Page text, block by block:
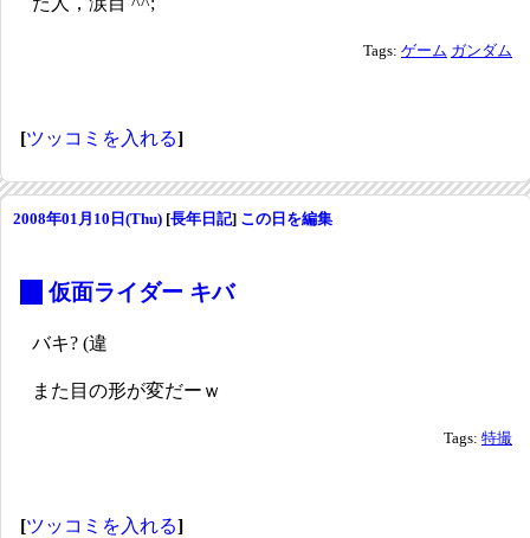
Tags: ゲーム ガンダム
[ツッコミを入れる]
2008年01月10日(Thu) [長年日記] この日を編集
仮面ライダー キバ
バキ? (違
また目の形が変だーｗ
Tags: 特撮
[ツッコミを入れる]